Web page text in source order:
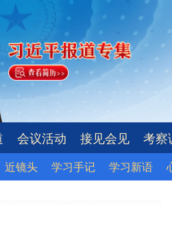
会议活动 接见会见 考察
近镜头 学习手记 学习新语